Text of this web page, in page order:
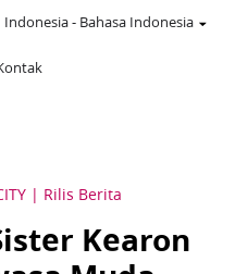
Indonesia- Bahasa Indonesia
Rilis Berita
Kearon